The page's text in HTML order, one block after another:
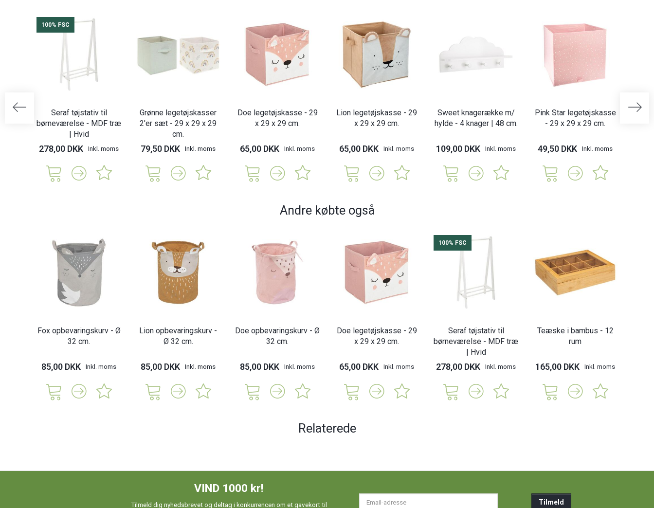
100% FSC
Seraf tøjstativ til
børneværelse - MDF træ
| Hvid
278,00 DKK Inkl. moms
Grønne legetøjskasser
2'er sæt - 29 x 29 x 29
cm.
79,50 DKK Inkl. moms
Doe legetøjskasse - 29
x 29 x 29 cm.
65,00 DKK Inkl. moms
Lion legetøjskasse - 29
x 29 x 29 cm.
65,00 DKK Inkl. moms
Sweet knagerække m/
hylde - 4 knager | 48 cm.
109,00 DKK Inkl. moms
Pink Star legetøjskasse
- 29 x 29 x 29 cm.
49,50 DKK Inkl. moms
Fox
Andre købte også
Fox opbevaringskurv - Ø
32 cm.
85,00 DKK Inkl. moms
Lion opbevaringskurv -
Ø 32 cm.
85,00 DKK Inkl. moms
Doe opbevaringskurv - Ø
32 cm.
85,00 DKK Inkl. moms
Doe legetøjskasse - 29
x 29 x 29 cm.
65,00 DKK Inkl. moms
100% FSC
Seraf tøjstativ til
børneværelse - MDF træ
| Hvid
278,00 DKK Inkl. moms
Teæske i bambus - 12
rum
165,00 DKK Inkl. moms
Relaterede
VIND 1000 kr!
Tilmeld dig nyhedsbrevet og deltag i konkurrencen om et gavekort til
Tilmeld